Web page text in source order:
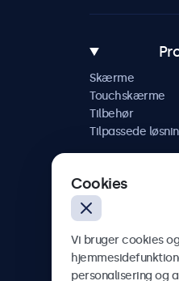
Skærme
Touchskærme
Tilbehør
Tilpassede
Cookies
Vi bruger cookies
personalisering og